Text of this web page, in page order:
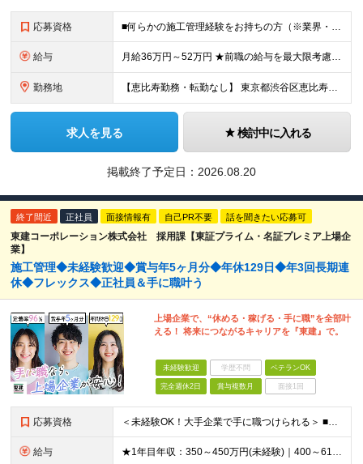
応募資格 ■何らかの施工管理経験をお持ちの方（※業界・経験年数不問） ※学歴不問 ＼内装・音響の経験は一切問いません！／ 「土木」「建築」「設備」「電気」など、前職の分野は不問。現場をまとめ、 職人さんとコミ
給与 月給36万円～52万円 ★前職の給与を最大限考慮します！ 他分野からの転職だからといって、給与を下げることはありません。 これまでの施工管理としての経験を評価し、スタート金額を決定します！ ※試用
勤務地 【恵比寿勤務・転勤なし】 東京都渋谷区恵比寿南1-1-9 岩徳ビル 9F (変更の範囲)上記を除く当社関連勤務地
求人を見る 検討中に入れる
掲載終了予定日： 2026.08.20
終了間近 正社員 面接情報有 自己PR不要 話を聞きたい応募可
東建コーポレーション株式会社 採用課【東証プライム・名証プレミア上場企
業】
施工管理◆未経験歓迎◆賞与年5ヶ月分◆年休129日◆年3回長期連
休◆フレックス◆正社員＆手に職叶う
上場企業で、“休める・稼げる・手に職”を全部叶
える！ 将来につながるキャリアを『東建』で。
未経験歓迎 学歴不問 ベテランOK
完全週休2日 賞与複数月 面接1回
応募資格 ＜未経験OK！大手企業で手に職つけられる＞ ■高卒以上 ■普通自動車免許をお持ちの方 ◎20代～50代まで幅広い年代層の転職実績あり
給与 ★1年目年収：350～450万円(未経験)｜400～610万円(経験者) ★ゆくゆく年収700万～900万円も可能。昇給率に自信あり！ ★賞与約5ヶ月分支給 【未経験】 月給21万1,400円～24